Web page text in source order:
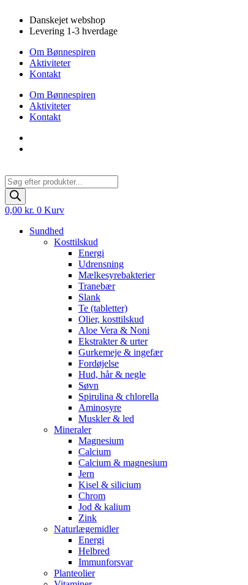
indhold
Danskejet webshop
Levering 1-3 hverdage
Om Bønnespiren
Aktiviteter
Kontakt
Om Bønnespiren
Aktiviteter
Kontakt
Products
search
0,00 kr. 0 Kurv
Sundhed
Kosttilskud
Energi
Udrensning
Mælkesyrebakterier
Tranebær
Slank
Te (tabletter)
Olier, kosttilskud
Aloe Vera & Noni
Ekstrakter & urter
Gurkemeje & ingefær
Fordøjelse
Hud, hår & negle
Søvn
Spirulina & chlorella
Aminosyre
Muskler & led
Mineraler
Magnesium
Calcium
Calcium & magnesium
Jern
Kisel & silicium
Chrom
Jod & kalium
Zink
Naturlægemidler
Energi
Helbred
Immunforsvar
Planteolier